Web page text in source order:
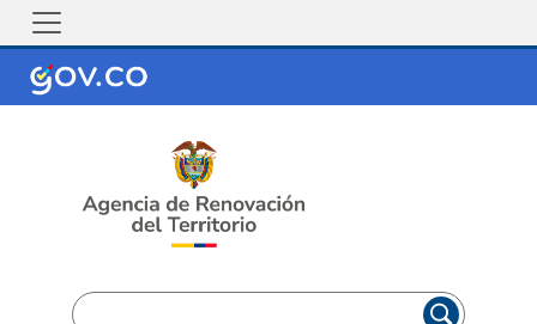
Pasar al contenido principal